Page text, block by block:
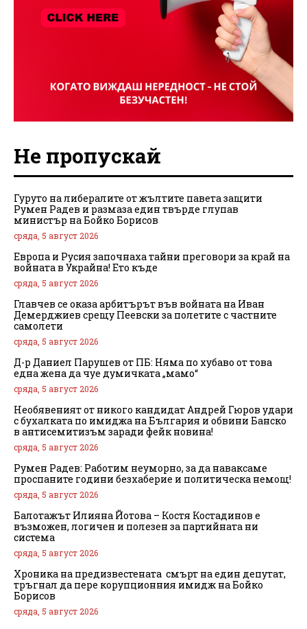
Не пропускай
Гуруто на либералите от жълтите павета защити
Румен Радев и размаза един твърде глупав
министър на Бойко Борисов
сряда, 5 август 2026
Европа и Русия започнаха тайни преговори за край на
войната в Украйна! Ето къде
сряда, 5 август 2026
Главчев се оказа арбитърът във войната на Иван
Демерджиев срещу Пеевски за полетите с частните
самолети
сряда, 5 август 2026
Д-р Даниел Парушев от ПБ: Няма по хубаво от това
една жена да чуе думичката „мамо“
сряда, 5 август 2026
Необявеният от никого кандидат Андрей Гюров удари
с бухалката по имиджа на България и обвини Банско
в антисемитизъм заради фейк новина!
сряда, 5 август 2026
Румен Радев: Работим неуморно, за да наваксаме
проспаните години безхаберие и политическа немощ!
сряда, 5 август 2026
Балотажът Илияна Йотова – Костя Костадинов е
възможен, логичен и полезен за партийната ни
система
сряда, 5 август 2026
Хроника на предизвестената смърт на един депутат,
тръгнал да пере корупционния имидж на Бойко
Борисов
сряда, 5 август 2026